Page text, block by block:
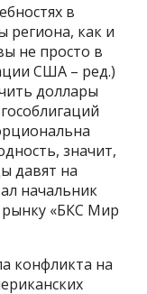
в
региона, как и
не просто в
США – ред.)
доллары
значит,
давят на
начальник
«БКС Мир
конфликта на